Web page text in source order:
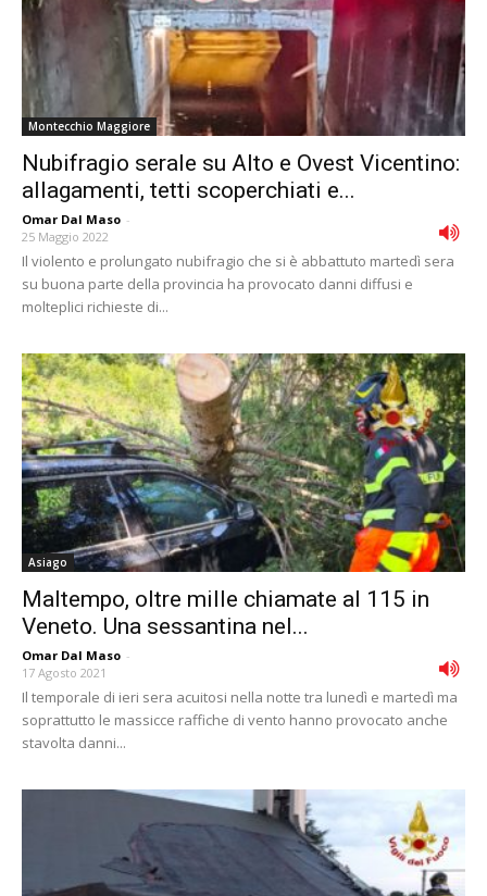
Montecchio Maggiore
Nubifragio serale su Alto e Ovest Vicentino:
allagamenti, tetti scoperchiati e...
Omar Dal Maso -
25 Maggio 2022
Il violento e prolungato nubifragio che si è abbattuto martedì sera
su buona parte della provincia ha provocato danni diffusi e
molteplici richieste di...
Asiago
Maltempo, oltre mille chiamate al 115 in
Veneto. Una sessantina nel...
Omar Dal Maso -
17 Agosto 2021
Il temporale di ieri sera acuitosi nella notte tra lunedì e martedì ma
soprattutto le massicce raffiche di vento hanno provocato anche
stavolta danni...